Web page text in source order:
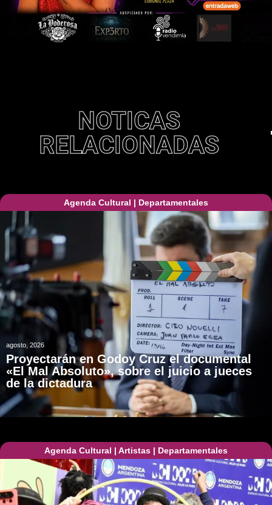
NOTICAS
RELACIONADAS
Agenda Cultural | Departamentales
agosto, 2026
Proyectarán en Godoy Cruz el documental
«El Mal Absoluto», sobre el juicio a jueces
de la dictadura
Agenda Cultural | Artistas | Departamentales